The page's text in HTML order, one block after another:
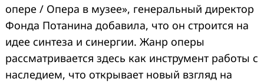
опере / Опера в музее», генеральный директор
Фонда Потанина добавила, что он строится на
идее синтеза и синергии. Жанр оперы
рассматривается здесь как инструмент работы с
наследием, что открывает новый взгляд на